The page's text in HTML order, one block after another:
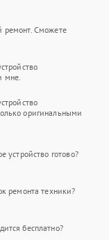
ремонт. Сможете
мне.
оригинальными
устройство готово?
ремонта техники?
бесплатно?